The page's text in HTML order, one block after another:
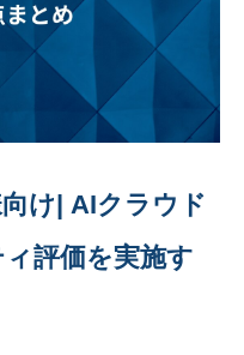
ビス事業者様
け| AIクラウド
評価を実施す